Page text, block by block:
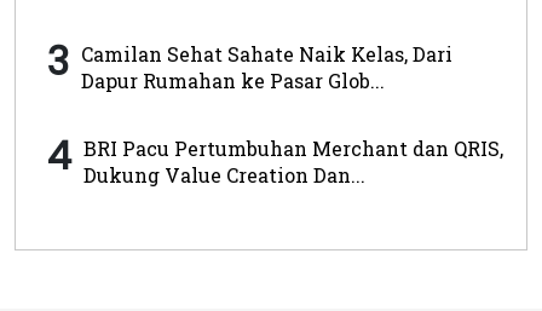
3 Camilan Sehat Sahate Naik Kelas, Dari
Dapur Rumahan ke Pasar Glob...
4 BRI Pacu Pertumbuhan Merchant dan QRIS,
Dukung Value Creation Dan...